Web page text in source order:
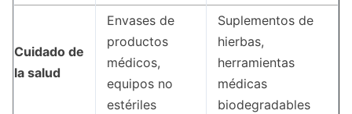
Cuidado de
la salud
Envases de
productos
médicos,
equipos no
estériles
Suplementos de
hierbas,
herramientas
médicas
biodegradables